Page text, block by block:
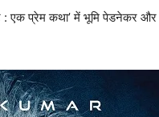
: एक प्रेम कथा’ में भूमि पेडनेकर